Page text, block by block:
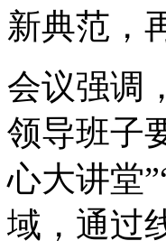
新典范，
会议强调
领导班子
心大讲堂
域，通过